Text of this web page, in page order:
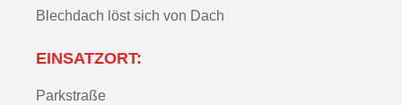
Blechdach löst sich von Dach
EINSATZORT:
Parkstraße